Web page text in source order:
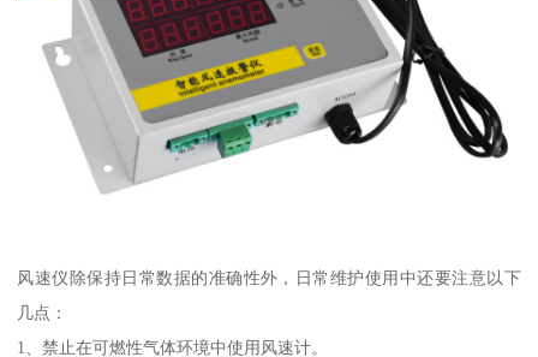
风速仪除保持日常数据的准确性外，日常维护使用中还要注意以下
几点：
1、禁止在可燃性气体环境中使用风速计。